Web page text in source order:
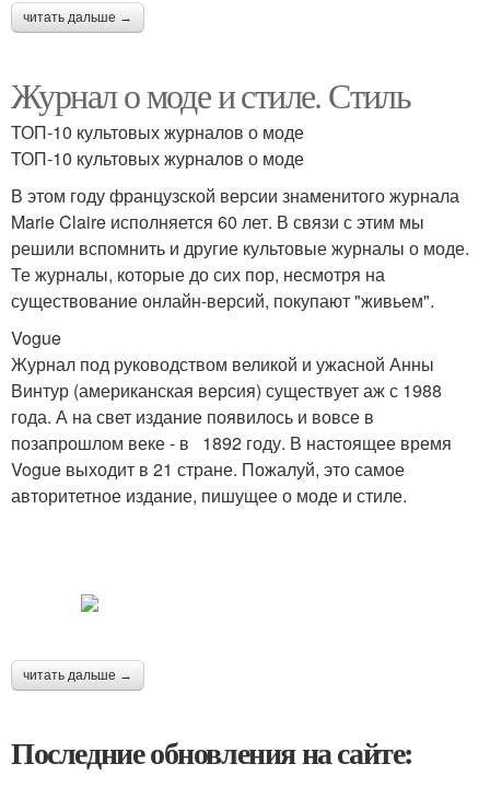
читать дальше →
Журнал о моде и стиле. Стиль
ТОП-10 культовых журналов о моде
ТОП-10 культовых журналов о моде
В этом году французской версии знаменитого журнала
Marie Claire исполняется 60 лет. В связи с этим мы
решили вспомнить и другие культовые журналы о моде.
Те журналы, которые до сих пор, несмотря на
существование онлайн-версий, покупают "живьем".
Vogue
Журнал под руководством великой и ужасной Анны
Винтур (американская версия) существует аж с 1988
года. А на свет издание появилось и вовсе в
позапрошлом веке - в 1892 году. В настоящее время
Vogue выходит в 21 стране. Пожалуй, это самое
авторитетное издание, пишущее о моде и стиле.
читать дальше →
Последние обновления на сайте: